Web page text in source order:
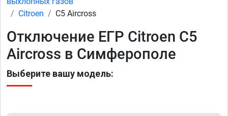
Citroen
C5 Aircross
Отключение ЕГР Citroen C5
Aircross в Симферополе
Выберите вашу модель: